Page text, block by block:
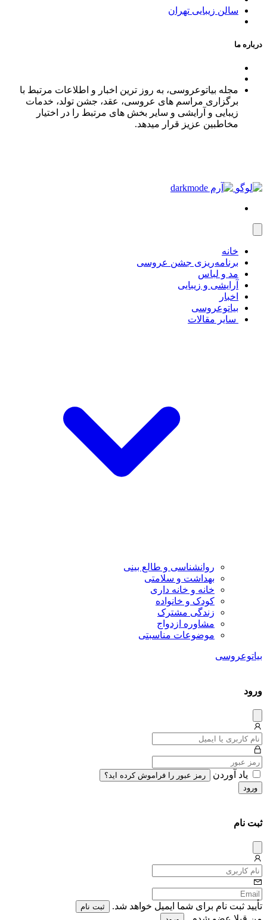
سالن زیبایی تهران
درباره ما
مجله بیاتوعروسی، به روز ترین اخبار و اطلاعات مرتبط با
برگزاری مراسم های عروسی، عقد، جشن تولد، خدمات
زیبایی و آرایشی و سایر بخش های مرتبط را در اختیار
مخاطبین عزیز قرار میدهد.
خانه
برنامه‌ریزی جشن عروسی
مد و لباس
آرایشی و زیبایی
اخبار
بیاتوعروسی
سایر مقالات
روانشناسی و طالع بینی
بهداشت و سلامتی
خانه و خانه داری
کودک و خانواده
زندگی مشترک
مشاوره ازدواج
موضوعات مناسبتی
بیاتوعروسی
ورود
میس
یاد آوردن
رمز عبور را فراموش کرده اید؟
ورود
ثبت نام
میس
تأیید ثبت نام برای شما ایمیل خواهد شد. ثبت نام